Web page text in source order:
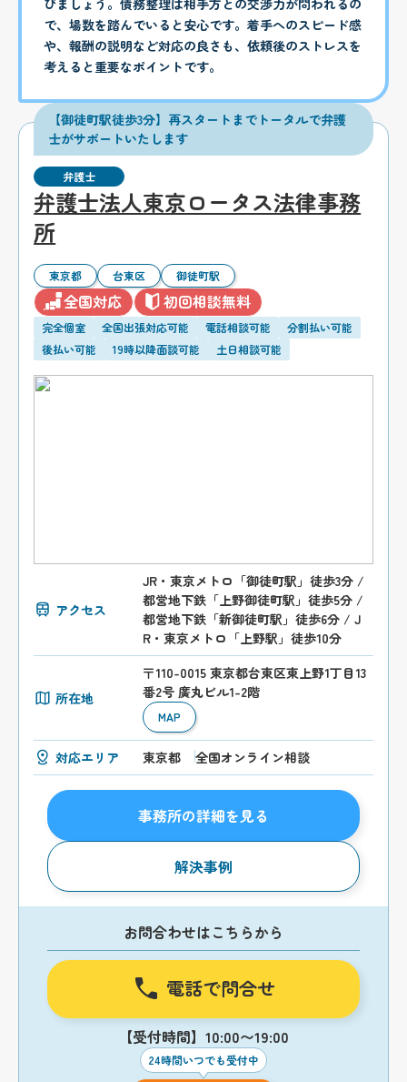
びましょう。債務整理は相手方との交渉力が問われるの
で、場数を踏んでいると安心です。着手へのスピード感
や、報酬の説明など対応の良さも、依頼後のストレスを
考えると重要なポイントです。
【御徒町駅徒歩3分】再スタートまでトータルで弁護
士がサポートいたします
弁護士
弁護士法人東京ロータス法律事務
所
東京都 台東区 御徒町駅
全国対応 初回相談無料
完全個室 全国出張対応可能 電話相談可能
分割払い可能
後払い可能
19時以降面談可能 土日相談可能
アクセス
JR・東京メトロ「御徒町駅」徒歩3分 /
都営地下鉄「上野御徒町駅」徒歩5分 /
都営地下鉄「新御徒町駅」徒歩6分 / J
R・東京メトロ「上野駅」徒歩10分
所在地
〒110-0015 東京都台東区東上野1丁目13
番2号 廣丸ビル1-2階
MAP
対応エリア 東京都 全国オンライン相談
事務所の詳細を見る
解決事例
お問合わせはこちらから
電話で問合せ
【受付時間】10:00〜19:00
24時間いつでも受付中